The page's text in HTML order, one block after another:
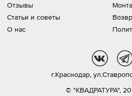
Отзывы
Статьи и советы
О нас
© "КВАДРАТУРА",
г.Краснодар, vk